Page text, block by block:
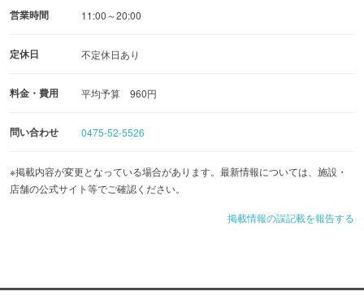
営業時間 11:00～20:00
定休日 不定休日あり
料金・費用 平均予算 960円
問い合わせ 0475-52-5526
※掲載内容が変更となっている場合があります。最新情報については、施設・
店舗の公式サイト等でご確認ください。
掲載情報の誤記載を報告する